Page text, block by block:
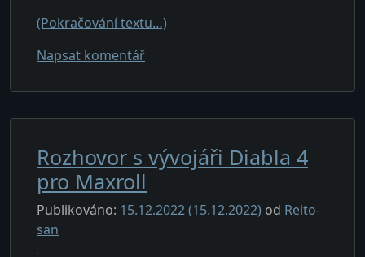
(Pokračování textu…)
Napsat komentářu textu s názvem Píseň ohně, ledu
Rozhovor s vývojáři Diabla 4
pro Maxroll
Publikováno: 15.12.2022(15.12.2022) od Reito-
san